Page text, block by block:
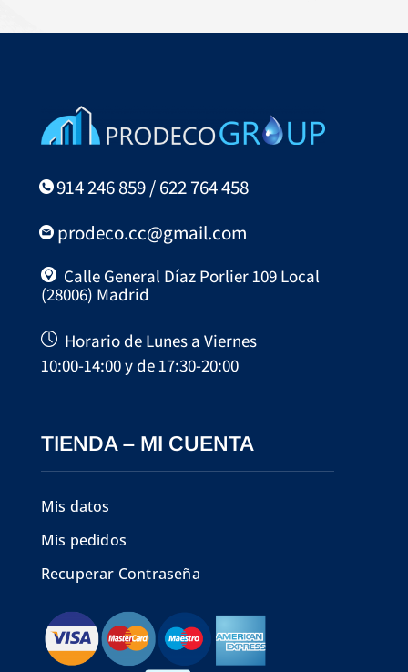
914 246 859 / 622 764 458
prodeco.cc@gmail.com
Calle General Díaz Porlier 109 Local
(28006) Madrid
Horario de Lunes a Viernes
10:00-14:00 y de 17:30-20:00
TIENDA – MI CUENTA
Mis datos
Mis pedidos
Recuperar Contraseña